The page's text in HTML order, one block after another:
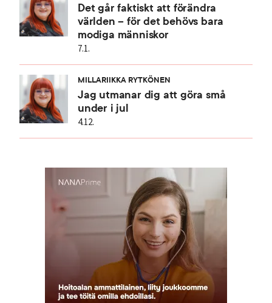
Det går faktiskt att förändra
världen – för det behövs bara
modiga människor
7.1.
MILLARIIKKA RYTKÖNEN
Jag utmanar dig att göra små
under i jul
4.12.